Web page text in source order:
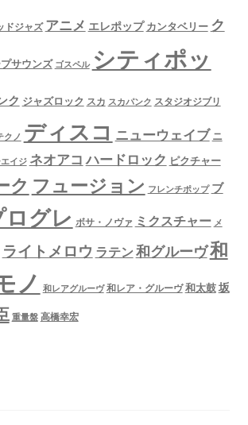
ドジャズ アニメ エレポップ カンタベリー ク
サウンズ ゴスペル シティポッ
ク ジャズロック スカ スカパンク スタジオジブリ
クノ ディスコ ニューウェイブ ニ
イジ ネオアコ ハードロック ピクチャー
ク フュージョン フレンチポップ ブ
ログレ ボサ・ノヴァ ミクスチャー メ
ライトメロウ ラテン 和グルーヴ和
ノ 和レアグルーヴ 和レア・グルーヴ 和太鼓坂
重量盤 高橋幸宏